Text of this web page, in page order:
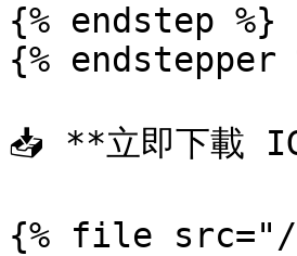
{% endstep %}
{% endstepper
📥 **立即下載
{% file src="/